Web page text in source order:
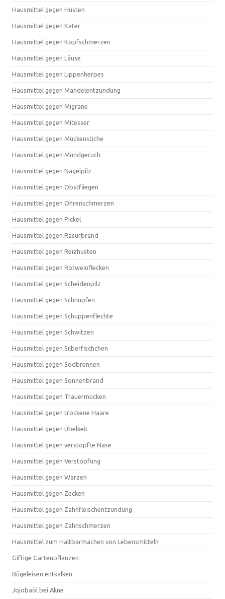
Hausmittel gegen Husten
Hausmittel gegen Kater
Hausmittel gegen Kopfschmerzen
Hausmittel gegen Läuse
Hausmittel gegen Lippenherpes
Hausmittel gegen Mandelentzündung
Hausmittel gegen Migräne
Hausmittel gegen Mitesser
Hausmittel gegen Mückenstiche
Hausmittel gegen Mundgeruch
Hausmittel gegen Nagelpilz
Hausmittel gegen Obstfliegen
Hausmittel gegen Ohrenschmerzen
Hausmittel gegen Pickel
Hausmittel gegen Rasurbrand
Hausmittel gegen Reizhusten
Hausmittel gegen Rotweinflecken
Hausmittel gegen Scheidenpilz
Hausmittel gegen Schnupfen
Hausmittel gegen Schuppenflechte
Hausmittel gegen Schwitzen
Hausmittel gegen Silberfischchen
Hausmittel gegen Sodbrennen
Hausmittel gegen Sonnenbrand
Hausmittel gegen Trauermücken
Hausmittel gegen trockene Haare
Hausmittel gegen Übelkeit
Hausmittel gegen verstopfte Nase
Hausmittel gegen Verstopfung
Hausmittel gegen Warzen
Hausmittel gegen Zecken
Hausmittel gegen Zahnfleischentzündung
Hausmittel gegen Zahnschmerzen
Hausmittel zum Haltbarmachen von Lebensmitteln
Giftige Gartenpflanzen
Bügeleisen entkalken
Jojobaöl bei Akne